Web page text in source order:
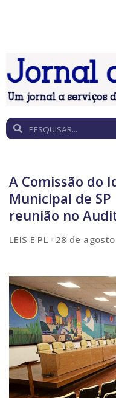
A Comissão do
Municipal de
reunião no
LEIS E PL 28 de